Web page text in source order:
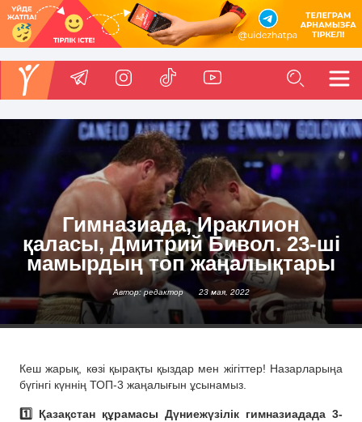
Гимназиада, Ираклион
қаласы, Дмитрий Бивол. 23-ші
мамырдың топ жаңалықтары
Автор: редактор 23 мая, 2022
Кеш жарық, көзі қырақты қыздар мен жігіттер! Назарларыңа
бүгінгі күннің ТОП-3 жаңалығын ұсынамыз.
1️⃣ Қазақстан құрамасы Дүниежүзілік гимназиадада 3-